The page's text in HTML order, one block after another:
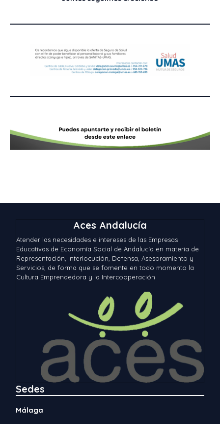
Aces Andalucía
Atender las necesidades e intereses de las Empresas
Educativas de Economía Social de Andalucía en materia de
Representación, Interlocución, Defensa, Asesoramiento y
Servicios, de forma que se fomente en todo momento la
Cultura Emprendedora y la Intercooperación
Sedes
Málaga